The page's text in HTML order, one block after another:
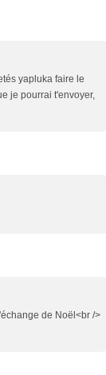
yapluka faire le
je pourrai t'envoyer,
de Noël<br />